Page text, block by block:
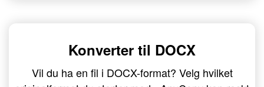
Konverter til DOCX
Vil du ha en fil i DOCX-format? Velg hvilket